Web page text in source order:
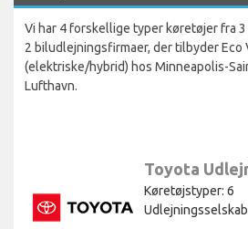
Vi har 4 forskellige typer køretøjer fra
2 biludlejningsfirmaer, der tilbyder Eco
(elektriske/hybrid) hos Minneapolis-
Lufthavn.
Toyota
Køretøjstyper: 6